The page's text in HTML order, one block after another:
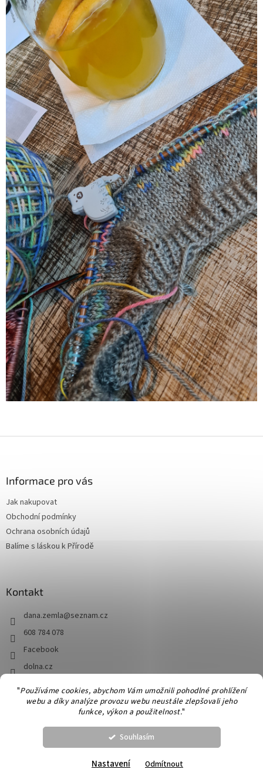
"Používáme cookies, abychom Vám umožnili pohodlné prohlížení
webu a díky analýze provozu webu neustále zlepšovali jeho
funkce, výkon a použitelnost."
Souhlasím
Nastavení Odmítnout
Příze Seis Cabos na společný KAL s firmou Malabrigo skladem
Informace pro vás
Jak nakupovat
Obchodní podmínky
Ochrana osobních údajů
Balíme s láskou k Přírodě
Kontakt
dana.zemla@seznam.cz
608 784 078
Facebook
dolna.cz
Vytvořil Shoptet
Copyright 2026Dolna. Všechna práva vyhrazena.Upravit nastavení
cookies